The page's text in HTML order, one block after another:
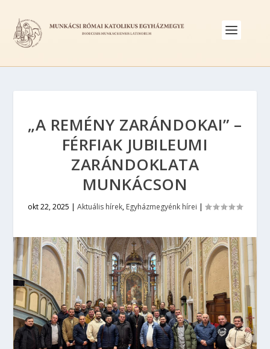
„A REMÉNY ZARÁNDOKAI” –
FÉRFIAK JUBILEUMI
ZARÁNDOKLATA
MUNKÁCSON
okt 22, 2025 | Aktuális hírek, Egyházmegyénk hírei |